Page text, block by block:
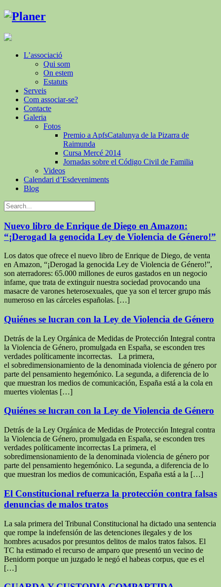
L’associació
Qui som
On estem
Estatuts
Serveis
Com associar-se?
Contacte
Galeria
Fotos
Premio a ApfsCatalunya de la Pizarra de
Raimunda
Cursa Mercé 2014
Jornadas sobre el Código Civil de Familia
Videos
Calendari d’Esdeveniments
Blog
Nuevo libro de Enrique de Diego en Amazon:
“¡Derogad la genocida Ley de Violencia de Género!”
Los datos que ofrece el nuevo libro de Enrique de Diego, de venta
en Amazon, “¡Derogad la genocida Ley de Violencia de Género!”,
son aterradores: 65.000 millones de euros gastados en un negocio
infame, que trata de extinguir nuestra sociedad provocando una
masacre de varones heterosexuales, que ya son el tercer grupo más
numeroso en las cárceles españolas. […]
Quiénes se lucran con la Ley de Violencia de Género
Detrás de la Ley Orgánica de Medidas de Protección Integral contra
la Violencia de Género, promulgada en España, se esconden tres
verdades políticamente incorrectas. La primera,
el sobredimensionamiento de la denominada violencia de género por
parte del pensamiento hegemónico. La segunda, a diferencia de lo
que muestran los medios de comunicación, España está a la cola en
muertes violentas […]
Quiénes se lucran con la Ley de Violencia de Género
Detrás de la Ley Orgánica de Medidas de Protección Integral contra
la Violencia de Género, promulgada en España, se esconden tres
verdades políticamente incorrectas La primera, el
sobredimensionamiento de la denominada violencia de género por
parte del pensamiento hegemónico. La segunda, a diferencia de lo
que muestran los medios de comunicación, España está a la […]
El Constitucional refuerza la protección contra falsas
denuncias de malos tratos
La sala primera del Tribunal Constitucional ha dictado una sentencia
que rompe la indefensión de las detenciones ilegales y de los
hombres acusados por presuntos delitos de malos tratos falsos. El
TC ha estimado el recurso de amparo que presentó un vecino de
Benidorm porque un juzgado le negó el habeas corpus, que es el
[…]